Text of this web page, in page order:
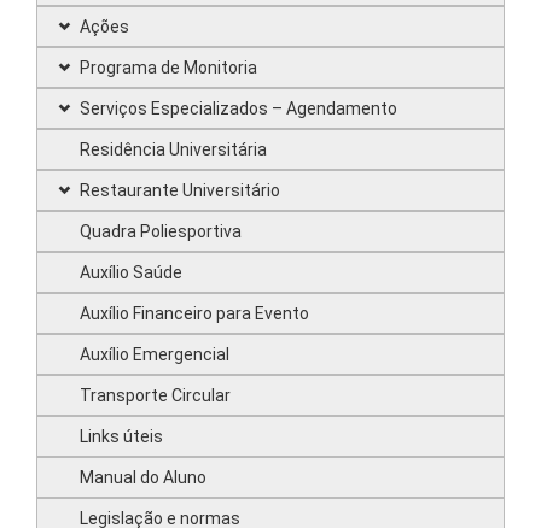
Ações
Programa de Monitoria
Serviços Especializados – Agendamento
Residência Universitária
Restaurante Universitário
Quadra Poliesportiva
Auxílio Saúde
Auxílio Financeiro para Evento
Auxílio Emergencial
Transporte Circular
Links úteis
Manual do Aluno
Legislação e normas